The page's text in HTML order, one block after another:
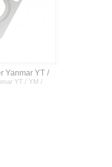
Yanmar YT /
13230
YT / YM /